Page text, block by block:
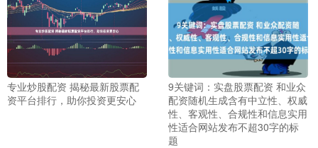
专业炒股配资 揭秘最新股票配
资平台排行，助你投资更安心
9关键词：实盘股票配资 和业众
配资随机生成含有中立性、权威
性、客观性、合规性和信息实用
性适合网站发布不超30字的标
题